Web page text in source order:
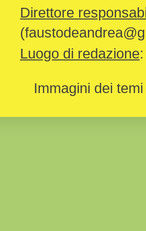
Direttore
Luogo di redazione
Immagini dei